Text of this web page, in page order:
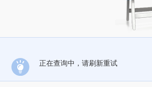
正在查询中，请刷新重试